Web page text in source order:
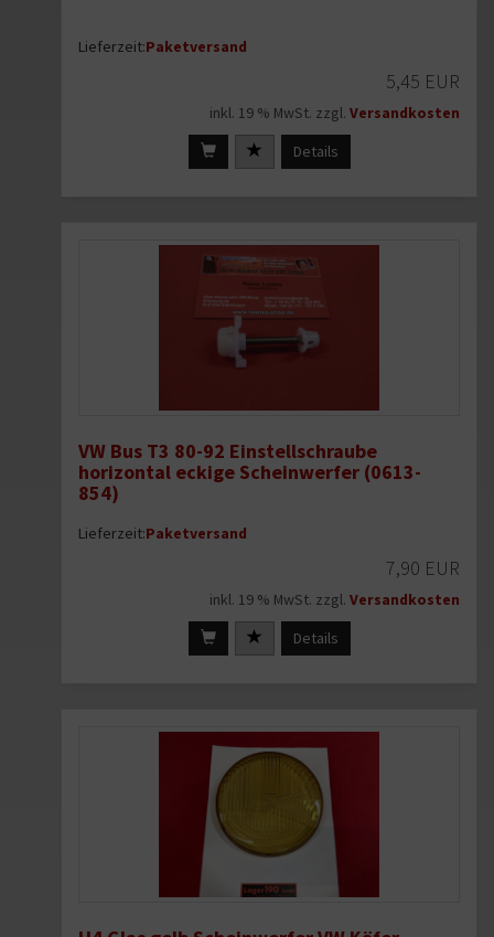
Lieferzeit:Paketversand
5,45 EUR
inkl. 19 % MwSt. zzgl. Versandkosten
Details
VW Bus T3 80-92 Einstellschraube
horizontal eckige Scheinwerfer (0613-
854)
Lieferzeit:Paketversand
7,90 EUR
inkl. 19 % MwSt. zzgl. Versandkosten
Details